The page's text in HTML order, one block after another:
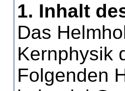
1. Inhalt
Das
Kernphysik
Folgenden